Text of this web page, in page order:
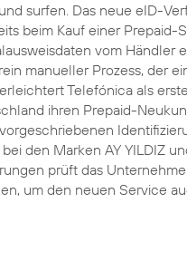
surfen. Das neue eID-
beim Kauf einer Prepaid-
vom Händler
manueller Prozess, der
Telefónica als
ihren Prepaid-
den Marken AY YILDIZ
prüft das
um den neuen Service